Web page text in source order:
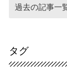
タグ